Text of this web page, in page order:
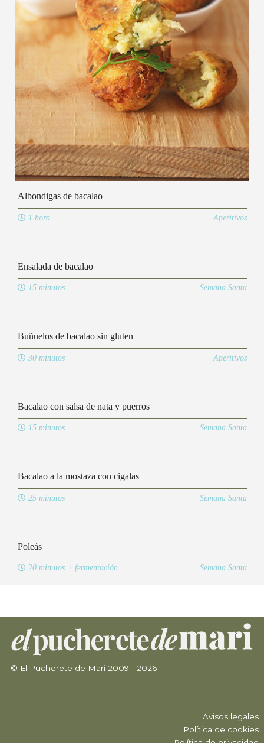
Albondigas de bacalao
1 hora Aperitivos
Ensalada de bacalao
15 minutos Semana Santa
Buñuelos de bacalao sin gluten
30 minutos Aperitivos
Bacalao con salsa de nata y puerros
15 minutos Semana Santa
Bacalao a la mostaza con cigalas
25 minutos Semana Santa
Poleás
20 minutos + fermentación Semana Santa
© El Pucherete de Mari 2009 - 2026
Avisos legales
Política de cookies